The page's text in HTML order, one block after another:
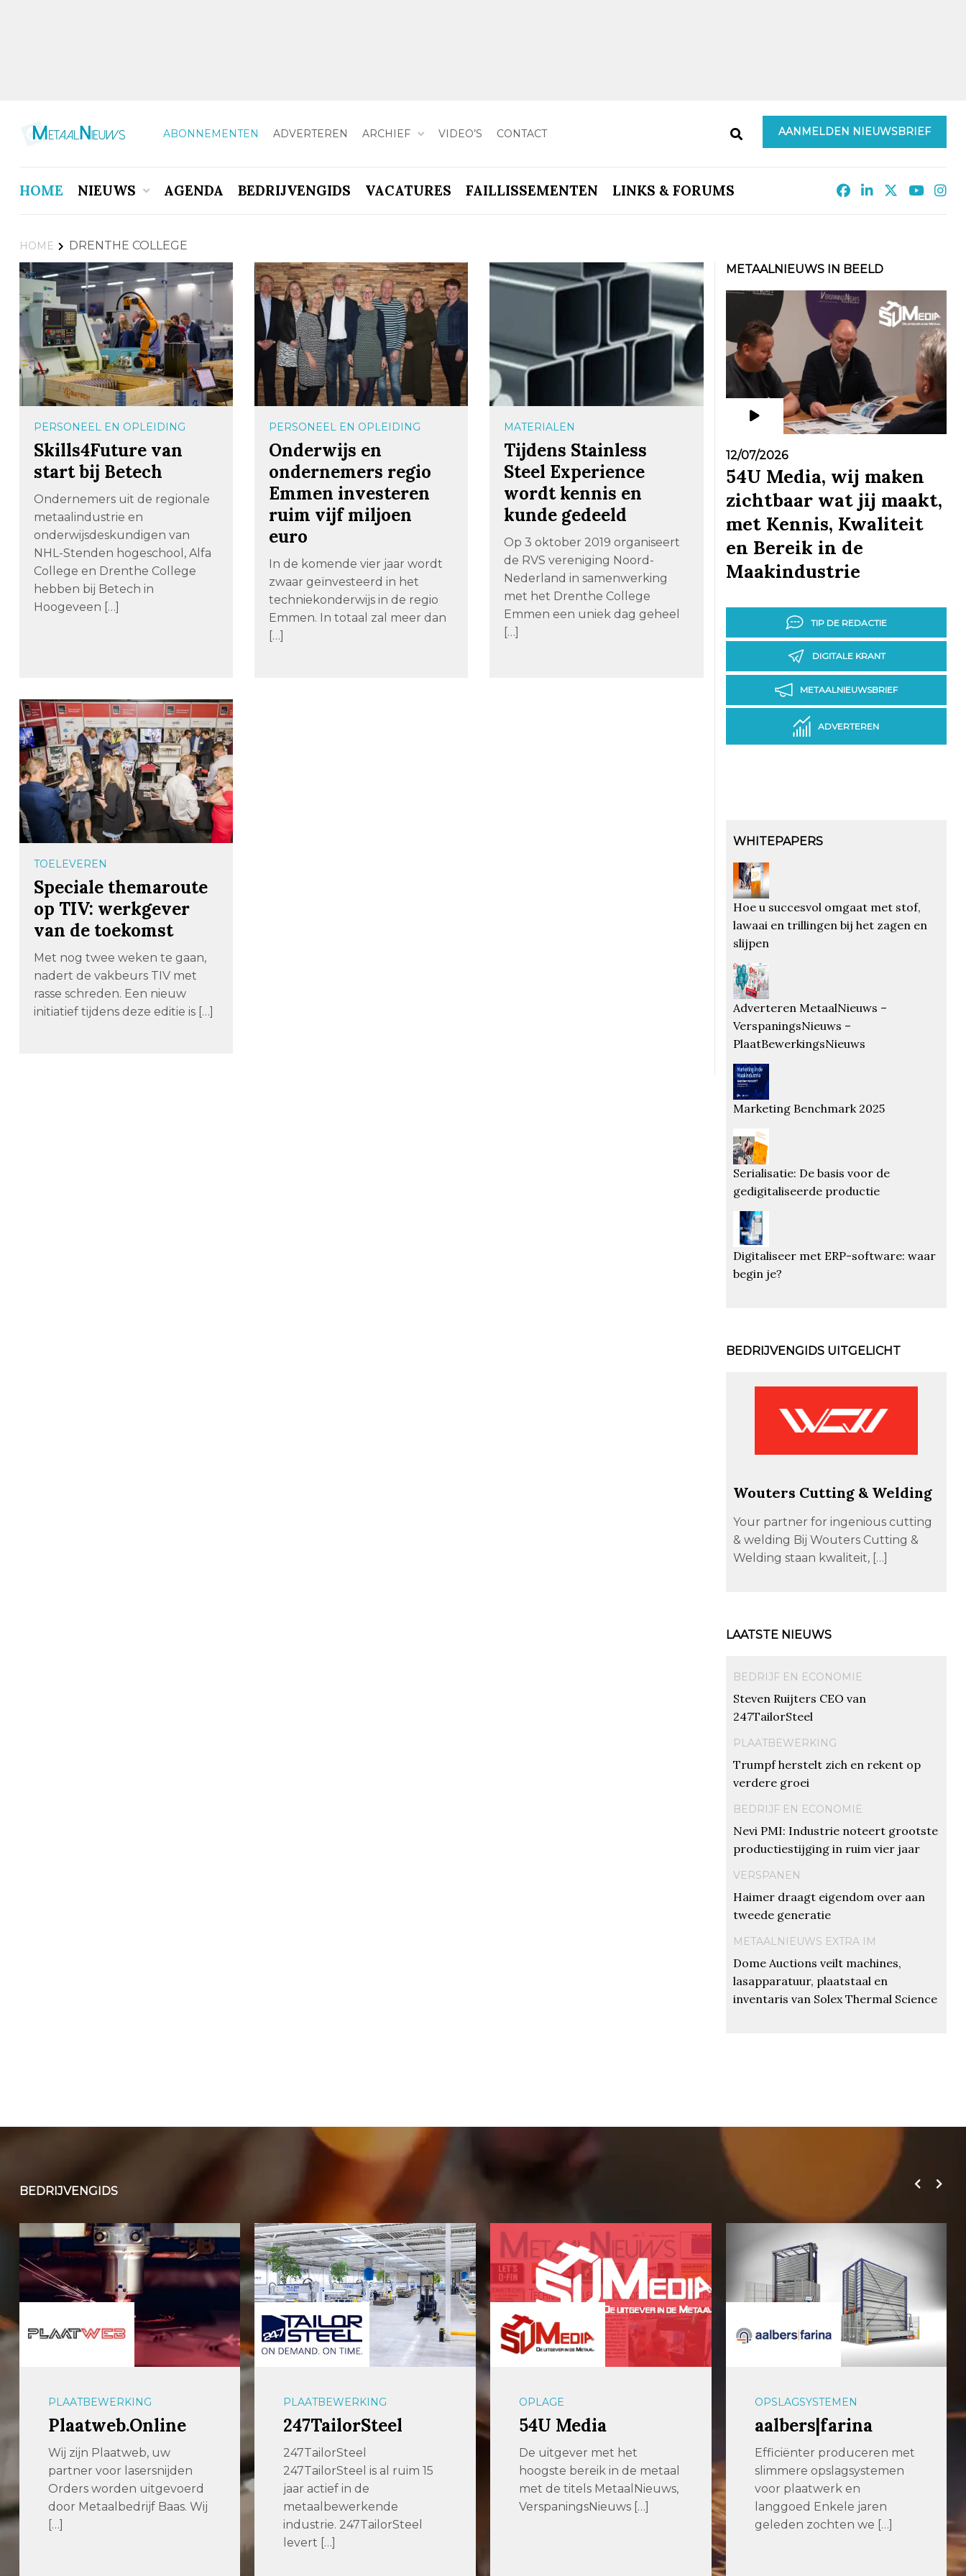
ABONNEMENTEN ADVERTEREN ARCHIEF VIDEO’S CONTACT AANMELDEN NIEUWSBRIEF
HOME NIEUWS AGENDA BEDRIJVENGIDS VACATURES FAILLISSEMENTEN LINKS & FORUMS
HOME DRENTHE COLLEGE
PERSONEEL EN OPLEIDING
Skills4Future van
start bij Betech
Ondernemers uit de regionale
metaalindustrie en
onderwijsdeskundigen van
NHL-Stenden hogeschool, Alfa
College en Drenthe College
hebben bij Betech in
Hoogeveen […]
PERSONEEL EN OPLEIDING
Onderwijs en
ondernemers regio
Emmen investeren
ruim vijf miljoen
euro
In de komende vier jaar wordt
zwaar geïnvesteerd in het
techniekonderwijs in de regio
Emmen. In totaal zal meer dan
[…]
MATERIALEN
Tijdens Stainless
Steel Experience
wordt kennis en
kunde gedeeld
Op 3 oktober 2019 organiseert
de RVS vereniging Noord-
Nederland in samenwerking
met het Drenthe College
Emmen een uniek dag geheel
[…]
TOELEVEREN
Speciale themaroute
op TIV: werkgever
van de toekomst
Met nog twee weken te gaan,
nadert de vakbeurs TIV met
rasse schreden. Een nieuw
initiatief tijdens deze editie is […]
METAALNIEUWS IN BEELD
12/07/2026
54U Media, wij maken
zichtbaar wat jij maakt,
met Kennis, Kwaliteit
en Bereik in de
Maakindustrie
TIP DE REDACTIE
DIGITALE KRANT
METAALNIEUWSBRIEF
ADVERTEREN
WHITEPAPERS
Hoe u succesvol omgaat met stof,
lawaai en trillingen bij het zagen en
slijpen
Adverteren MetaalNieuws –
VerspaningsNieuws –
PlaatBewerkingsNieuws
Marketing Benchmark 2025
Serialisatie: De basis voor de
gedigitaliseerde productie
Digitaliseer met ERP-software: waar
begin je?
BEDRIJVENGIDS UITGELICHT
Wouters Cutting & Welding
Your partner for ingenious cutting
& welding Bij Wouters Cutting &
Welding staan kwaliteit, […]
LAATSTE NIEUWS
BEDRIJF EN ECONOMIE
Steven Ruijters CEO van
247TailorSteel
PLAATBEWERKING
Trumpf herstelt zich en rekent op
verdere groei
BEDRIJF EN ECONOMIE
Nevi PMI: Industrie noteert grootste
productiestijging in ruim vier jaar
VERSPANEN
Haimer draagt eigendom over aan
tweede generatie
METAALNIEUWS EXTRA IM
Dome Auctions veilt machines,
lasapparatuur, plaatstaal en
inventaris van Solex Thermal Science
BEDRIJVENGIDS
PLAATBEWERKING
247TailorSteel
247TailorSteel
247TailorSteel is al ruim 15
jaar actief in de
metaalbewerkende
industrie. 247TailorSteel
OPLAGE
54U Media
De uitgever met het
hoogste bereik in de metaal
met de titels MetaalNieuws,
VerspaningsNieuws […]
OPSLAGSYSTEMEN
aalbers|farina
Efficiënter produceren met
slimmere opslagsystemen
voor plaatwerk en
langgoed Enkele jaren
OPPERVLAKTETECHNIEK
Hevami
Ontbraam- of
afbraammachines zijn er in
allerlei soorten en maten.
Omdat er ook zoveel […]